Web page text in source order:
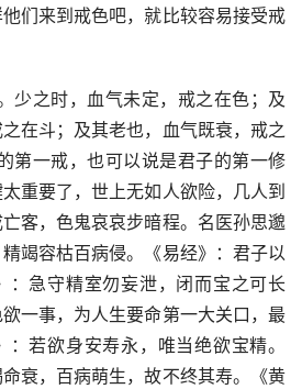
们来到戒色吧，就比较容易接受戒
少之时，血气未定，戒之在色；及
在斗；及其老也，血气既衰，戒之
第一戒，也可以说是君子的第一修
重要了，世上无如人欲险，几人到
客，色鬼哀哀步暗程。名医孙思邈
竭容枯百病侵。《易经》：君子以
：急守精室勿妄泄，闭而宝之可长
一事，为人生要命第一大关口，最
若欲身安寿永，唯当绝欲宝精。
命衰，百病萌生，故不终其寿。《黄